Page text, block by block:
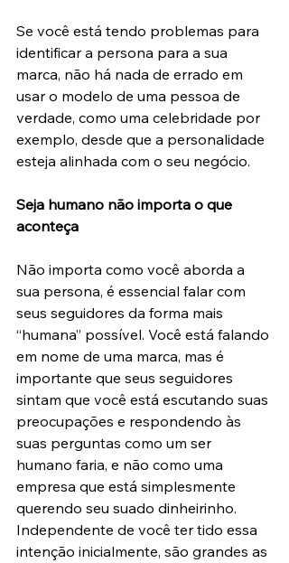
Se você está tendo problemas para
identificar a persona para a sua
marca, não há nada de errado em
usar o modelo de uma pessoa de
verdade, como uma celebridade por
exemplo, desde que a personalidade
esteja alinhada com o seu negócio.
Seja humano não importa o que
aconteça
Não importa como você aborda a
sua persona, é essencial falar com
seus seguidores da forma mais
“humana” possível. Você está falando
em nome de uma marca, mas é
importante que seus seguidores
sintam que você está escutando suas
preocupações e respondendo às
suas perguntas como um ser
humano faria, e não como uma
empresa que está simplesmente
querendo seu suado dinheirinho.
Independente de você ter tido essa
intenção inicialmente, são grandes as